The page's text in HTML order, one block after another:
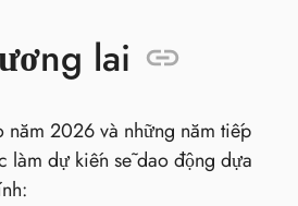
lai
năm 2026 và những năm tiếp
làm dự kiến sẽ dao động dựa